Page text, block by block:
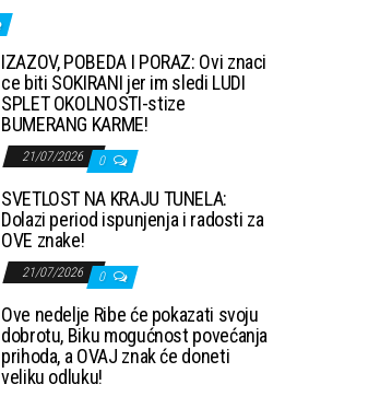
IZAZOV, POBEDA I PORAZ: Ovi znaci
ce biti SOKIRANI jer im sledi LUDI
SPLET OKOLNOSTI-stize
BUMERANG KARME!
21/07/2026 0
SVETLOST NA KRAJU TUNELA:
Dolazi period ispunjenja i radosti za
OVE znake!
21/07/2026 0
Ove nedelje Ribe će pokazati svoju
dobrotu, Biku mogućnost povećanja
prihoda, a OVAJ znak će doneti
veliku odluku!